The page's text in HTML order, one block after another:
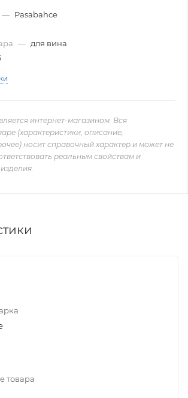
— Pasabahce
— для вина
интернет-магазином. Вся
(характеристики, описание,
носит справочный характер и может не
реальным свойствам и
товара